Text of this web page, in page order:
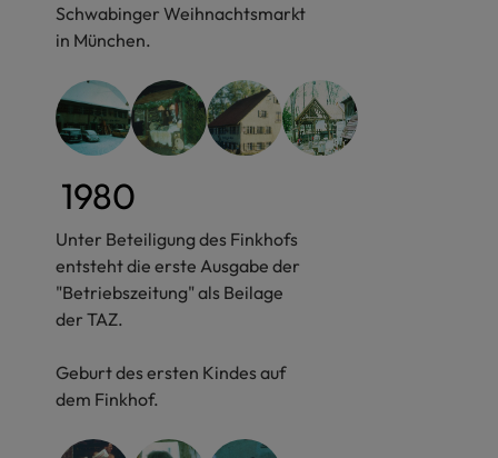
Schwabinger Weihnachtsmarkt
in München.
1980
Unter Beteiligung des Finkhofs
entsteht die erste Ausgabe der
"Betriebszeitung" als Beilage
der TAZ.
Geburt des ersten Kindes auf
dem Finkhof.